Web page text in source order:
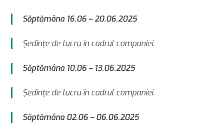
Săptămâna 16.06 – 20.06.2025
Şedinţe de lucru în cadrul companiei.
Săptămâna 10.06 – 13.06.2025
Şedinţe de lucru în cadrul companiei.
Săptămâna 02.06 – 06.06.2025